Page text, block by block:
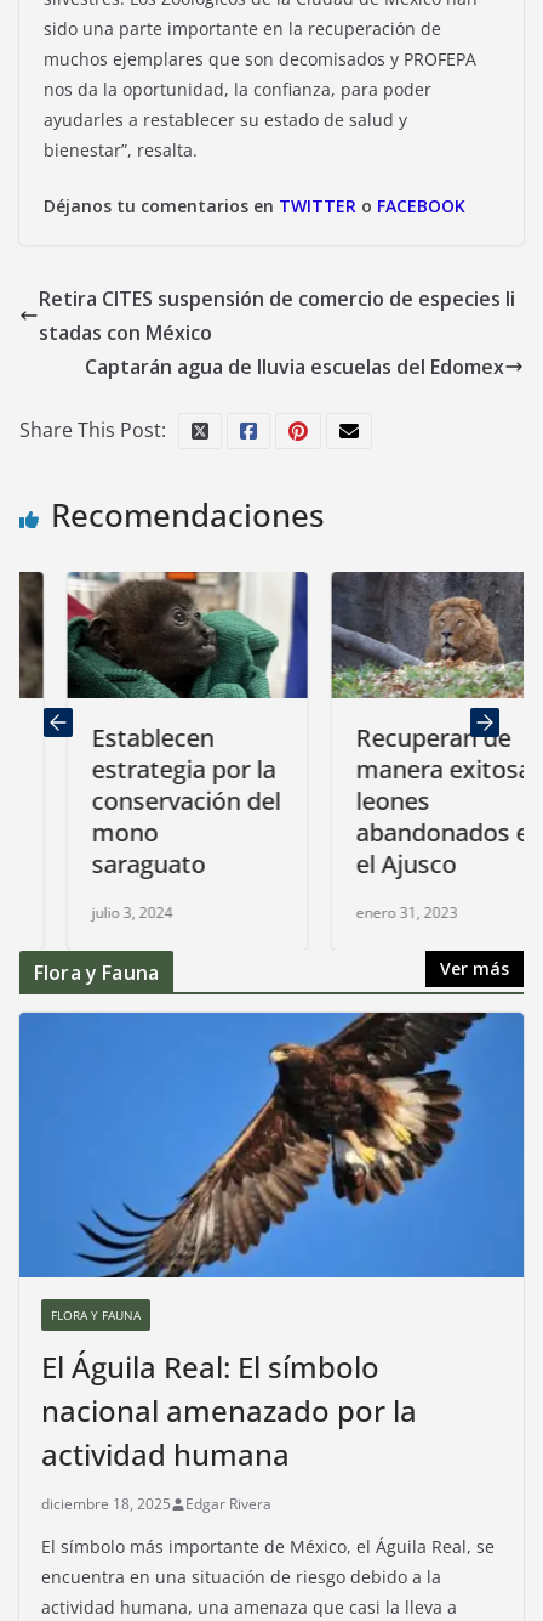
sido una parte importante en la recuperación de
muchos ejemplares que son decomisados y PROFEPA
nos da la oportunidad, la confianza, para poder
ayudarles a restablecer su estado de salud y
bienestar”, resalta.
Déjanos tu comentarios en TWITTER o FACEBOOK
Retira CITES suspensión de comercio de especies li
stadas con México
Captarán agua de lluvia escuelas del Edomex
Share This Post:
Recomendaciones
Establecen
estrategia por la
conservación del
mono
saraguato
julio 3, 2024
Recuperan de
manera exitosa
leones
abandonados en
el Ajusco
enero 31, 2023
Flora y Fauna Ver más
FLORA Y FAUNA
El Águila Real: El símbolo
nacional amenazado por la
actividad humana
diciembre 18, 2025 Edgar Rivera
El símbolo más importante de México, el Águila Real, se
encuentra en una situación de riesgo debido a la
actividad humana, una amenaza que casi la lleva a